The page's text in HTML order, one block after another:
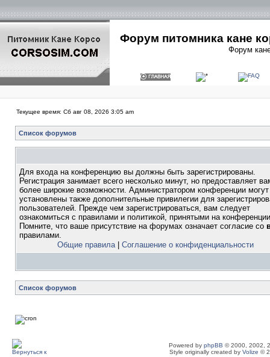
Форум питомника кане
Форум
Текущее время: Сб авг 08, 2026 3:05 am
Список форумов
Для входа на конференцию вы должны быть зарегистрированы.
Регистрация занимает всего несколько минут, но предоставляет
более широкие возможности. Администратором конференции
установлены также дополнительные привилегии для
пользователей. Прежде чем зарегистрироваться, вам следует
ознакомиться с правилами и политикой, принятыми на
Помните, что ваше присутствие на форумах означает согласие со
правилами.
Общие правила| Соглашение о конфиденциальности
Список форумов
Powered by phpBB © 2000, 2002,
Style originally created by Volize ©